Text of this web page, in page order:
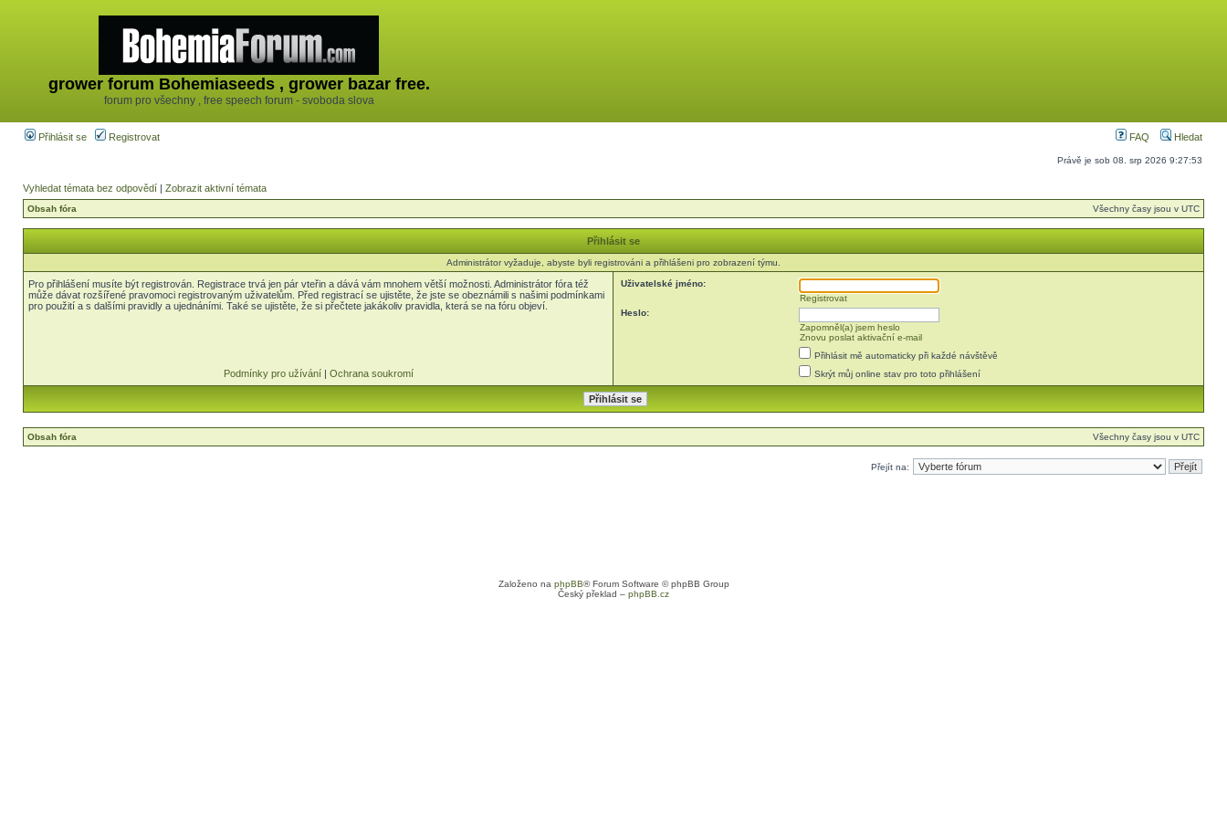
grower forum Bohemiaseeds , grower bazar free.
forum pro všechny , free speech forum - svoboda slova
Přihlásit se Registrovat FAQ Hledat
Právě je sob 08. srp 2026 9:27:53
Vyhledat témata bez odpovědí | Zobrazit aktivní témata
Obsah fóra Všechny časy jsou v UTC
Přihlásit se
Administrátor vyžaduje, abyste byli registrováni a přihlášeni pro zobrazení týmu.
Pro přihlášení musíte být registrován. Registrace trvá jen pár vteřin a dává vám mnohem větší možnosti. Administrátor fóra též
může dávat rozšířené pravomoci registrovaným uživatelům. Před registrací se ujistěte, že jste se obeznámili s našimi podmínkami
pro použití a s dalšími pravidly a ujednáními. Také se ujistěte, že si přečtete jakákoliv pravidla, která se na fóru objeví.
Podmínky pro užívání| Ochrana soukromí
Uživatelské jméno:
Registrovat
Heslo:
Zapomněl(a) jsem heslo
Znovu poslat aktivační e-mail
Přihlásit mě automaticky při každé návštěvě
Skrýt můj online stav pro toto přihlášení
Obsah fóra Všechny časy jsou v UTC
Přejít na:
Založeno na phpBB® Forum Software © phpBB Group
Český překlad – phpBB.cz